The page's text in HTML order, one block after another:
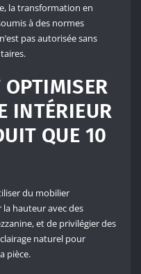
la transformation en
à des normes
pas autorisée sans
OPTIMISER
INTÉRIEUR
QUE 10
du mobilier
hauteur avec des
et de privilégier des
naturel pour
pièce.